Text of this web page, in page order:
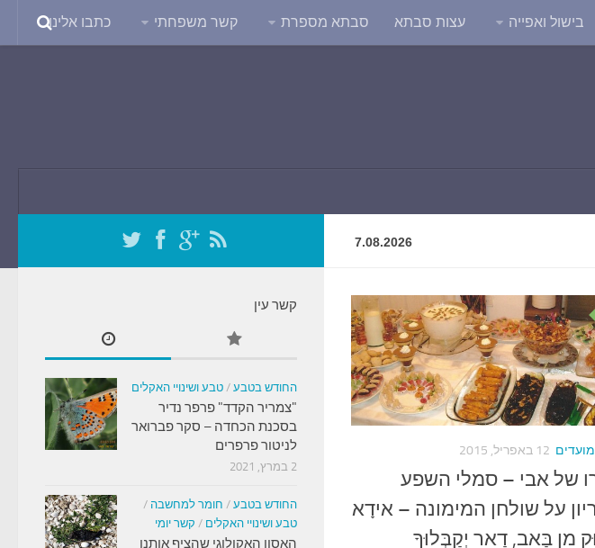
בישול ואפייה עצות סבתא סבתא מספרת קשר משפחתי כתבו אלינו
7.08.2026
12 באפריל, 2015
של אבי – סמלי השפע
על שולחן המימונה – אידָא
מן בַּאב, דַאר יְקַבְּלוּךָ
קשר עין
החודש בטבע / טבע ושינויי האקלים
"צמריר הקדד" פרפר נדיר
בסכנת הכחדה – סקר פברואר
לניטור פרפרים
2 במרץ, 2021
החודש בטבע / חומר למחשבה /
טבע ושינויי האקלים / קשר יומי
האסון האקולוגי שהציף אותנו